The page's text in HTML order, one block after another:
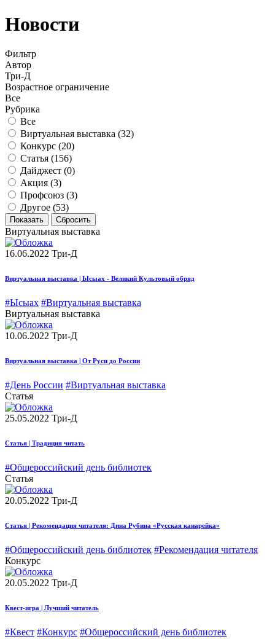
Новости
Фильтр
Автор
Три-Д
Возрастное ограничение
Все
Рубрика
Все
Виртуальная выставка (32)
Конкурс (20)
Статья (156)
Дайджест (0)
Акция (3)
Профсоюз (3)
Другое (53)
Виртуальная выставка
16.06.2022 Три-Д
Виртуальная выставка | Ысыах - Великий Культовый обряд
#Ысыах #Виртуальная выставка
Виртуальная выставка
10.06.2022 Три-Д
Виртуальная выставка | От Руси до России
#День России #Виртуальная выставка
Статья
25.05.2022 Три-Д
Статья | Традиция читать
#Общероссийский день библиотек
Статья
20.05.2022 Три-Д
Статья | Рекомендация читателя: Дина Рубина «Русская канарейка»
#Общероссийский день библиотек #Рекомендация читателя
Конкурс
20.05.2022 Три-Д
Квест-игра | Лучший читатель
#Квест #Конкурс #Общероссийский день библиотек